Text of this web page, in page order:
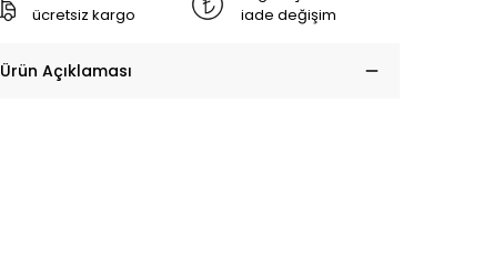
ücretsiz kargo
iade değişim
Ürün Açıklaması